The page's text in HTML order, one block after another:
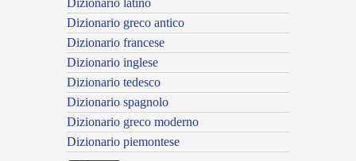
Dizionario greco antico
Dizionario francese
Dizionario inglese
Dizionario tedesco
Dizionario spagnolo
Dizionario greco moderno
Dizionario piemontese